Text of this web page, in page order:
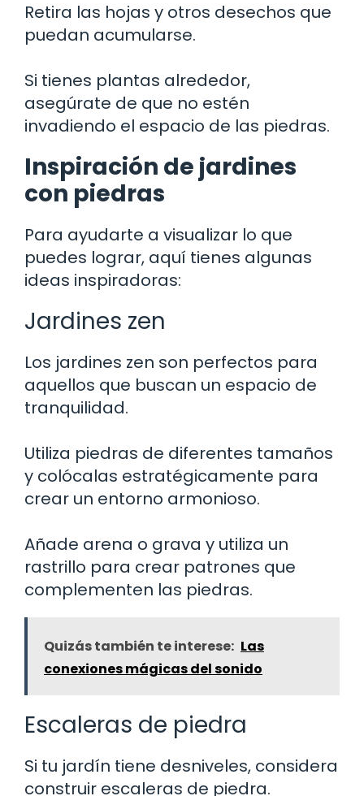
Retira las hojas y otros desechos que
puedan acumularse.
Si tienes plantas alrededor,
asegúrate de que no estén
invadiendo el espacio de las piedras.
Inspiración de jardines
con piedras
Para ayudarte a visualizar lo que
puedes lograr, aquí tienes algunas
ideas inspiradoras:
Jardines zen
Los jardines zen son perfectos para
aquellos que buscan un espacio de
tranquilidad.
Utiliza piedras de diferentes tamaños
y colócalas estratégicamente para
crear un entorno armonioso.
Añade arena o grava y utiliza un
rastrillo para crear patrones que
complementen las piedras.
Quizás también te interese: Las
conexiones mágicas del sonido
Escaleras de piedra
Si tu jardín tiene desniveles, considera
construir escaleras de piedra.